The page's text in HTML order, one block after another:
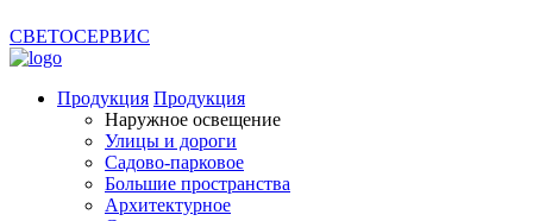
СВЕТОСЕРВИС
Продукция Продукция
Наружное освещение
Улицы и дороги
Садово-парковое
Большие пространства
Архитектурное